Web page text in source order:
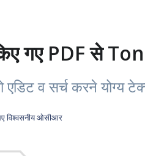
गए PDF से
व सर्च करने योग्य
विश्वसनीय ओसीआर